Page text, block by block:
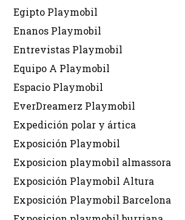
Egipto Playmobil
Enanos Playmobil
Entrevistas Playmobil
Equipo A Playmobil
Espacio Playmobil
EverDreamerz Playmobil
Expedición polar y ártica
Exposición Playmobil
Exposicion playmobil almassora
Exposición Playmobil Altura
Exposición Playmobil Barcelona